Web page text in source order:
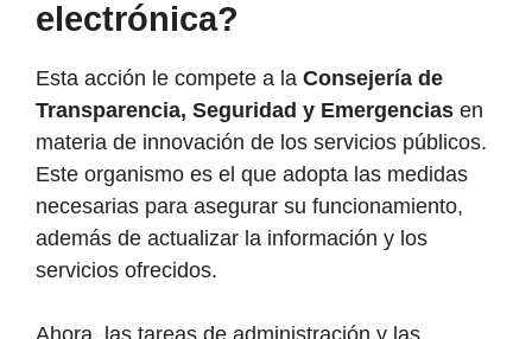
electrónica?
Esta acción le compete a la Consejería de
Transparencia, Seguridad y Emergencias en
materia de innovación de los servicios públicos.
Este organismo es el que adopta las medidas
necesarias para asegurar su funcionamiento,
además de actualizar la información y los
servicios ofrecidos.